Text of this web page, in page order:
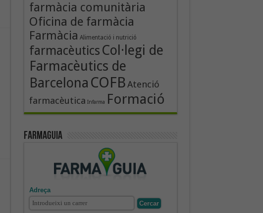
farmàcia comunitària
Oficina de farmàcia
Farmàcia Alimentació i nutrició
farmacèutics Col·legi de
Farmacèutics de
Barcelona COFBAtenció
farmacèutica Infarma Formació
Farmaguia
Adreça